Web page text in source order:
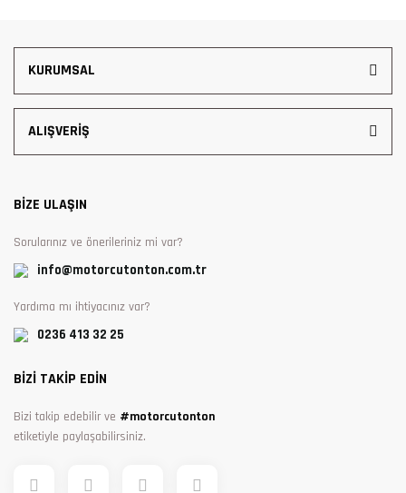
KURUMSAL
ALIŞVERİŞ
BİZE ULAŞIN
Sorularınız ve önerileriniz mi var?
info@motorcutonton.com.tr
Yardıma mı ihtiyacınız var?
0236 413 32 25
BİZİ TAKİP EDİN
Bizi takip edebilir ve #motorcutonton
etiketiyle paylaşabilirsiniz.